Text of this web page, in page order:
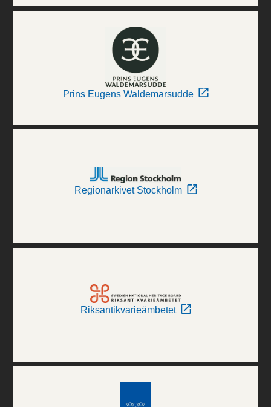
Prins Eugens Waldemarsudde
Regionarkivet Stockholm
Riksantikvarieämbetet